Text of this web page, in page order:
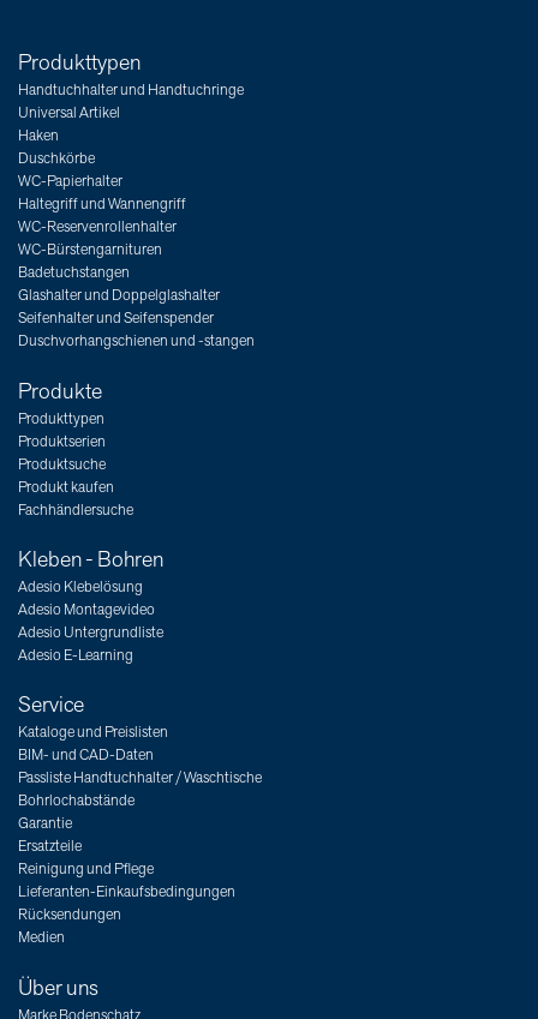
Produkttypen
Handtuchhalter und Handtuchringe
Universal Artikel
Haken
Duschkörbe
WC-Papierhalter
Haltegriff und Wannengriff
WC-Reservenrollenhalter
WC-Bürstengarnituren
Badetuchstangen
Glashalter und Doppelglashalter
Seifenhalter und Seifenspender
Duschvorhangschienen und -stangen
Produkte
Produkttypen
Produktserien
Produktsuche
Produkt kaufen
Fachhändlersuche
Kleben - Bohren
Adesio Klebelösung
Adesio Montagevideo
Adesio Untergrundliste
Adesio E-Learning
Service
Kataloge und Preislisten
BIM- und CAD-Daten
Passliste Handtuchhalter / Waschtische
Bohrlochabstände
Garantie
Ersatzteile
Reinigung und Pflege
Lieferanten-Einkaufsbedingungen
Rücksendungen
Medien
Über uns
Marke Bodenschatz